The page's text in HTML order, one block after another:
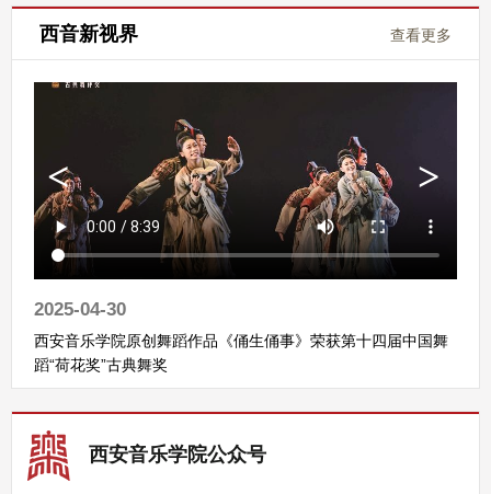
西音新视界 查看更多
2025-04-30
西安音乐学院原创舞蹈作品《俑生俑事》荣获第十四届中国舞
蹈“荷花奖”古典舞奖
西安音乐学院公众号